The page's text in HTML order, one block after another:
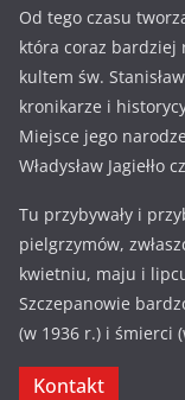
Od tego czasu
która coraz bardziej
kultem św.
kronikarze i
Miejsce jego
Władysław Jagiełło
Tu przybywały i
pielgrzymów,
kwietniu, maju i
Szczepanowie
(w 1936 r.) i śmierci
Kontakt